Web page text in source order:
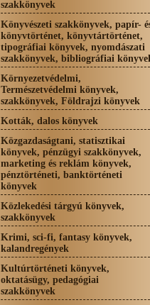
szakkönyvek
Könyvészeti szakkönyvek, papír-
könyvtörténet, könyvtártörténet,
tipográfiai könyvek, nyomdászati
szakkönyvek, bibliográfiai
Környezetvédelmi,
Természetvédelmi könyvek,
szakkönyvek, Földrajzi könyvek
Kották, dalos könyvek
Közgazdaságtani, statisztikai
könyvek, pénzügyi szakkönyvek,
marketing és reklám könyvek,
pénztörténeti, banktörténeti
könyvek
Közlekedési tárgyú könyvek,
szakkönyvek
Krimi, sci-fi, fantasy könyvek,
kalandregények
Kultúrtörténeti könyvek,
oktatásügy, pedagógiai
szakkönyvek